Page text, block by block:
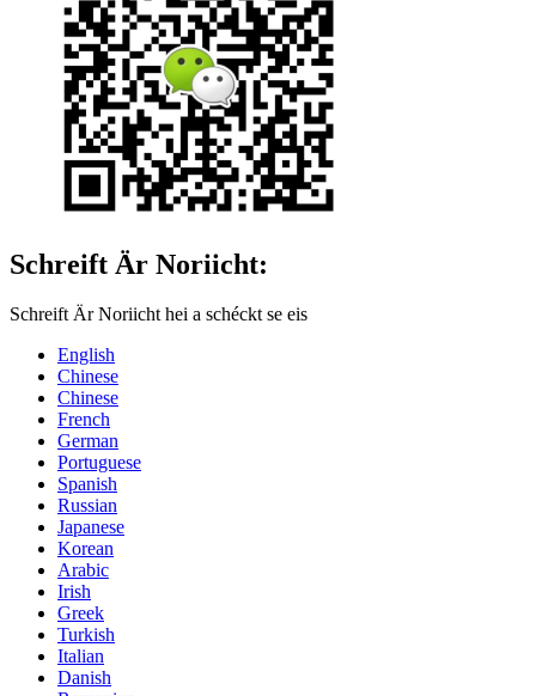
Schreift Är Noriicht:
Schreift Är Noriicht hei a schéckt se eis
English
Chinese
Chinese
French
German
Portuguese
Spanish
Russian
Japanese
Korean
Arabic
Irish
Greek
Turkish
Italian
Danish